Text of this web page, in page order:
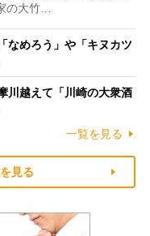
の大竹…
なめろう」や「キヌカツ
川越えて「川崎の大衆酒
一覧を見る
見る